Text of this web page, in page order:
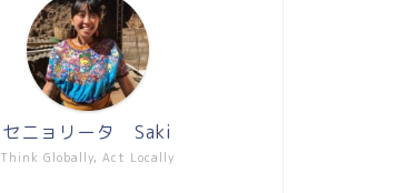
Think Globally, Act Locally
セニョリータ Saki